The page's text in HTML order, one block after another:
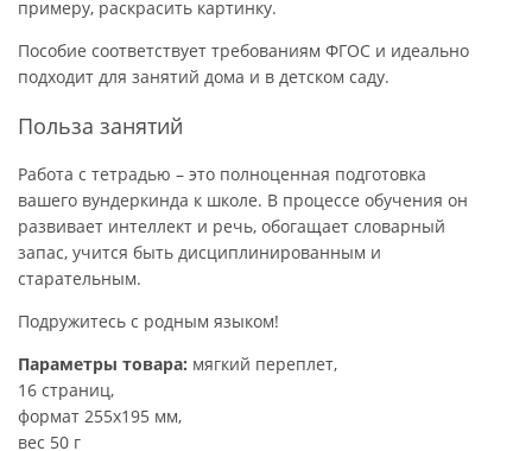
примеру, раскрасить картинку.
Пособие соответствует требованиям ФГОС и идеально
подходит для занятий дома и в детском саду.
Польза занятий
Работа с тетрадью – это полноценная подготовка
вашего вундеркинда к школе. В процессе обучения он
развивает интеллект и речь, обогащает словарный
запас, учится быть дисциплинированным и
старательным.
Подружитесь с родным языком!
Параметры товара: мягкий переплет,
16 страниц,
формат 255х195 мм,
вес 50 г